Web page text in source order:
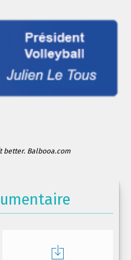
better. Balbooa.com